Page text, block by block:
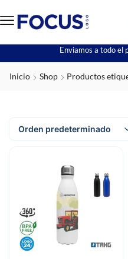
Enviamos a todo el
Inicio Shop Productos